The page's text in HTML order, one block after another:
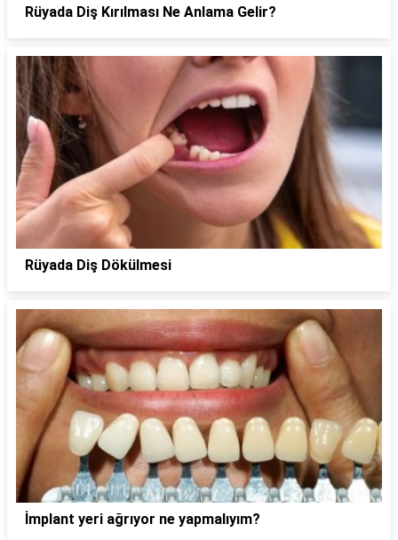
Rüyada Diş Kırılması Ne Anlama Gelir?
Rüyada Diş Dökülmesi
İmplant yeri ağrıyor ne yapmalıyım?